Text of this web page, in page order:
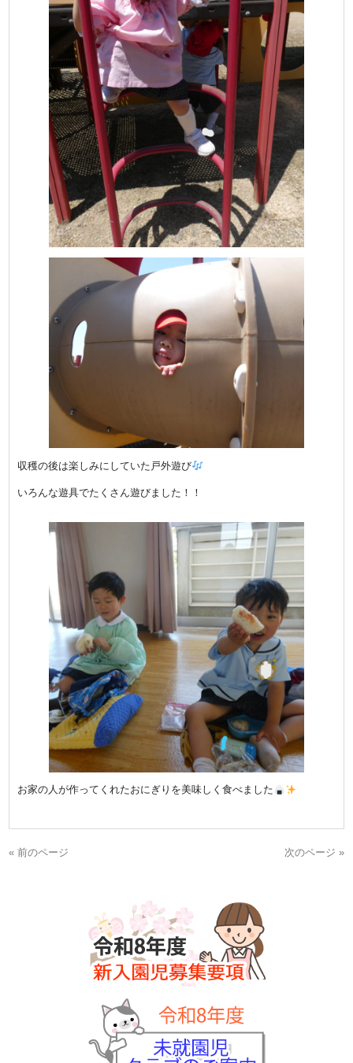
収穫の後は楽しみにしていた戸外遊び
いろんな遊具でたくさん遊びました！！
お家の人が作ってくれたおにぎりを美味しく食べました
« 前のページ 次のページ »